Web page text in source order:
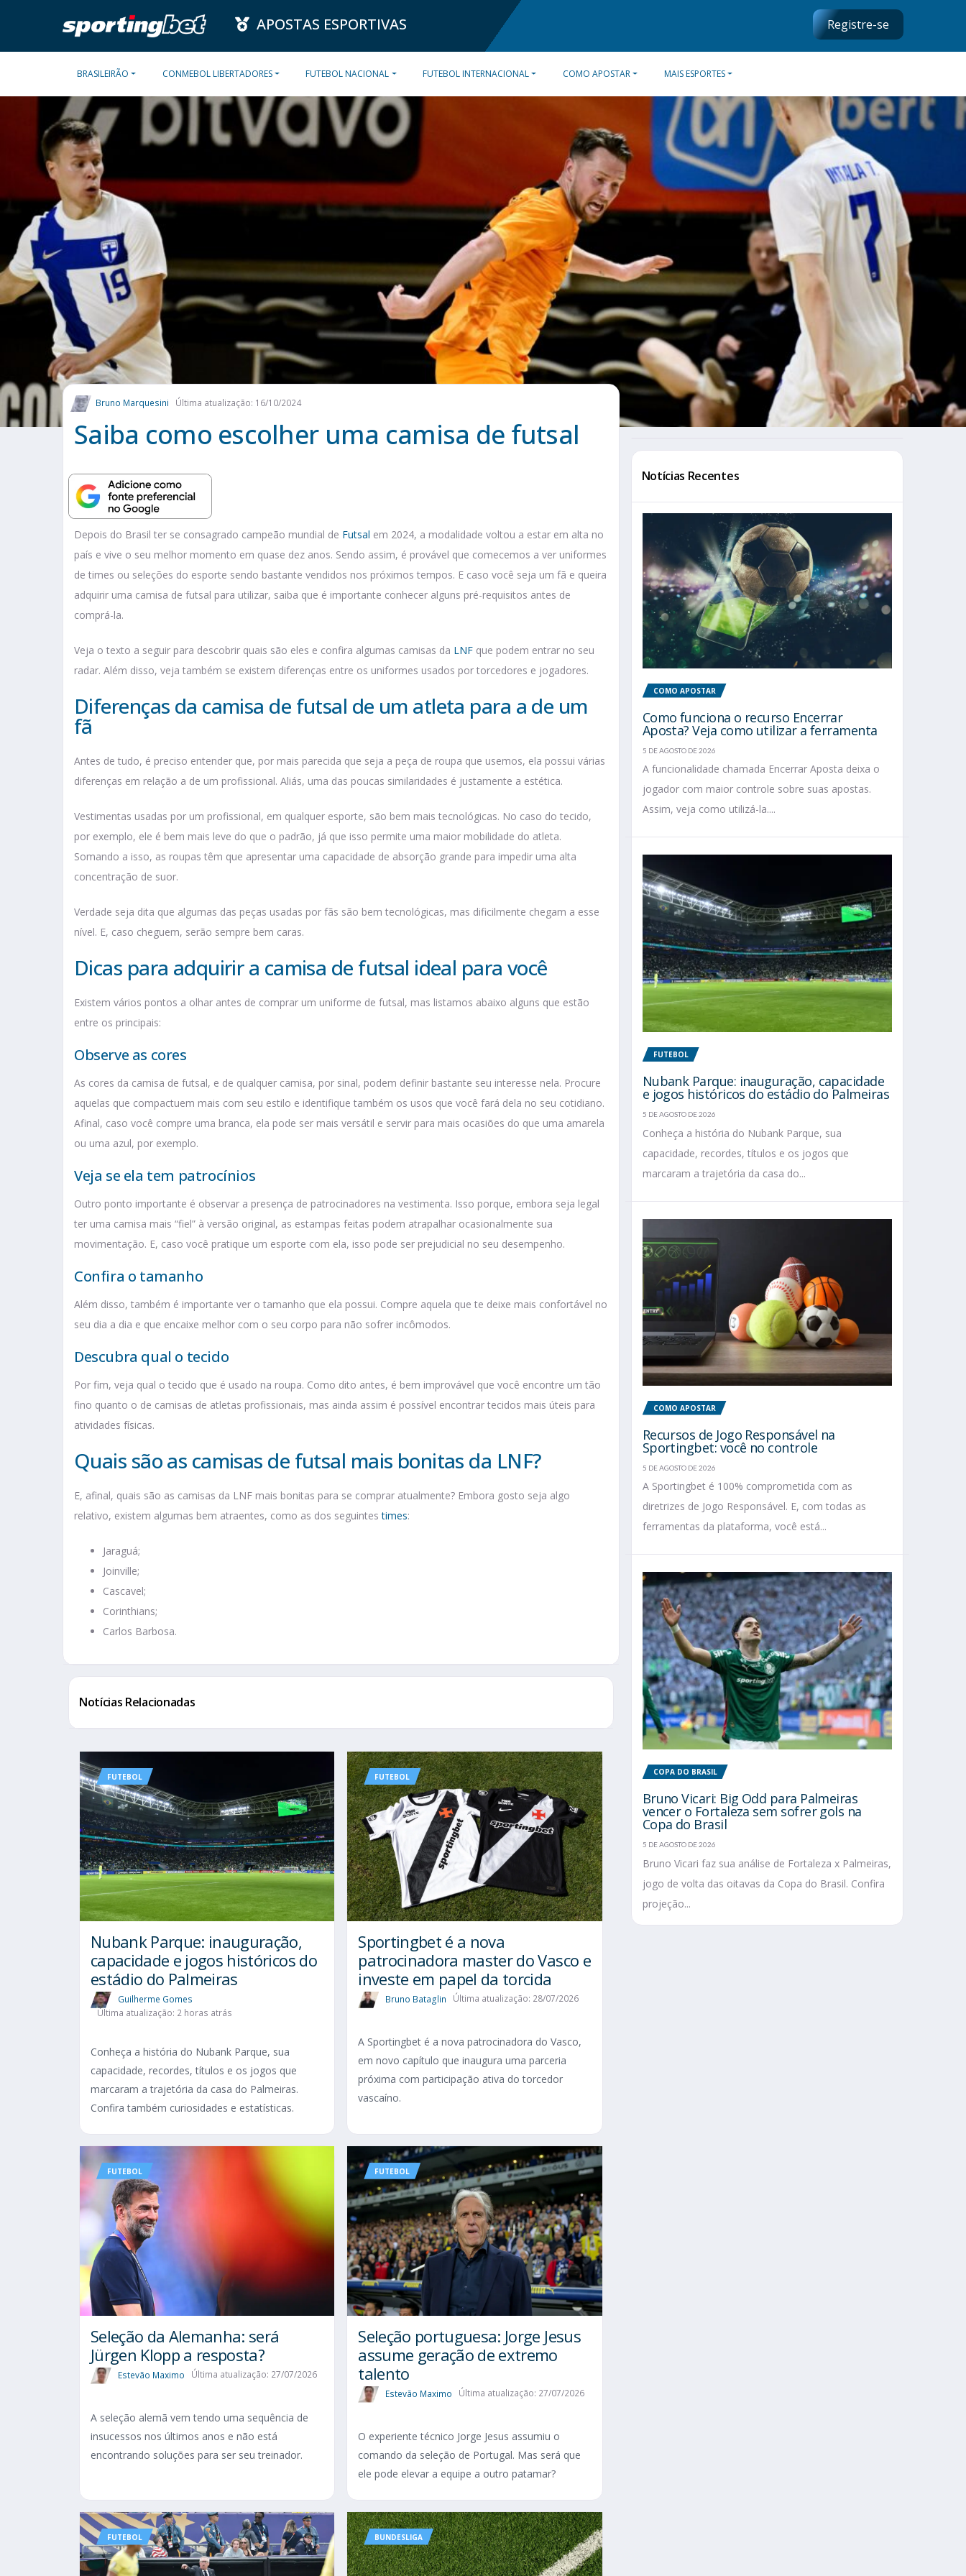
APOSTAS ESPORTIVAS Registre-se
BRASILEIRÃO CONMEBOL LIBERTADORES FUTEBOL NACIONAL FUTEBOL INTERNACIONAL COMO APOSTAR MAIS ESPORTES
Bruno Marquesini Última atualização: 16/10/2024
Saiba como escolher uma camisa de futsal
Depois do Brasil ter se consagrado campeão mundial de Futsal em 2024, a modalidade voltou a estar em alta no
país e vive o seu melhor momento em quase dez anos. Sendo assim, é provável que comecemos a ver uniformes
de times ou seleções do esporte sendo bastante vendidos nos próximos tempos. E caso você seja um fã e queira
adquirir uma camisa de futsal para utilizar, saiba que é importante conhecer alguns pré-requisitos antes de
comprá-la.
Veja o texto a seguir para descobrir quais são eles e confira algumas camisas da LNF que podem entrar no seu
radar. Além disso, veja também se existem diferenças entre os uniformes usados por torcedores e jogadores.
Diferenças da camisa de futsal de um atleta para a de um
fã
Antes de tudo, é preciso entender que, por mais parecida que seja a peça de roupa que usemos, ela possui várias
diferenças em relação a de um profissional. Aliás, uma das poucas similaridades é justamente a estética.
Vestimentas usadas por um profissional, em qualquer esporte, são bem mais tecnológicas. No caso do tecido,
por exemplo, ele é bem mais leve do que o padrão, já que isso permite uma maior mobilidade do atleta.
Somando a isso, as roupas têm que apresentar uma capacidade de absorção grande para impedir uma alta
concentração de suor.
Verdade seja dita que algumas das peças usadas por fãs são bem tecnológicas, mas dificilmente chegam a esse
nível. E, caso cheguem, serão sempre bem caras.
Dicas para adquirir a camisa de futsal ideal para você
Existem vários pontos a olhar antes de comprar um uniforme de futsal, mas listamos abaixo alguns que estão
entre os principais:
Observe as cores
As cores da camisa de futsal, e de qualquer camisa, por sinal, podem definir bastante seu interesse nela. Procure
aquelas que compactuem mais com seu estilo e identifique também os usos que você fará dela no seu cotidiano.
Afinal, caso você compre uma branca, ela pode ser mais versátil e servir para mais ocasiões do que uma amarela
ou uma azul, por exemplo.
Veja se ela tem patrocínios
Outro ponto importante é observar a presença de patrocinadores na vestimenta. Isso porque, embora seja legal
ter uma camisa mais “fiel” à versão original, as estampas feitas podem atrapalhar ocasionalmente sua
movimentação. E, caso você pratique um esporte com ela, isso pode ser prejudicial no seu desempenho.
Confira o tamanho
Além disso, também é importante ver o tamanho que ela possui. Compre aquela que te deixe mais confortável no
seu dia a dia e que encaixe melhor com o seu corpo para não sofrer incômodos.
Descubra qual o tecido
Por fim, veja qual o tecido que é usado na roupa. Como dito antes, é bem improvável que você encontre um tão
fino quanto o de camisas de atletas profissionais, mas ainda assim é possível encontrar tecidos mais úteis para
atividades físicas.
Quais são as camisas de futsal mais bonitas da LNF?
E, afinal, quais são as camisas da LNF mais bonitas para se comprar atualmente? Embora gosto seja algo
relativo, existem algumas bem atraentes, como as dos seguintestimes:
Jaraguá;
Joinville;
Cascavel;
Corinthians;
Carlos Barbosa.
Notícias Relacionadas
FUTEBOL
Nubank Parque: inauguração,
capacidade e jogos históricos do
estádio do Palmeiras
Guilherme Gomes
Última atualização: 2 horas atrás
Conheça a história do Nubank Parque, sua
capacidade, recordes, títulos e os jogos que
marcaram a trajetória da casa do Palmeiras.
Confira também curiosidades e estatísticas.
FUTEBOL
Sportingbet é a nova
patrocinadora master do Vasco e
investe em papel da torcida
Bruno Bataglin Última atualização: 28/07/2026
A Sportingbet é a nova patrocinadora do Vasco,
em novo capítulo que inaugura uma parceria
próxima com participação ativa do torcedor
vascaíno.
FUTEBOL
Seleção da Alemanha: será
Jürgen Klopp a resposta?
Estevão Maximo Última atualização: 27/07/2026
A seleção alemã vem tendo uma sequência de
insucessos nos últimos anos e não está
encontrando soluções para ser seu treinador.
FUTEBOL
Seleção portuguesa: Jorge Jesus
assume geração de extremo
talento
Estevão Maximo Última atualização: 27/07/2026
O experiente técnico Jorge Jesus assumiu o
comando da seleção de Portugal. Mas será que
ele pode elevar a equipe a outro patamar?
FUTEBOL BUNDESLIGA
Notícias Recentes
COMO APOSTAR
Como funciona o recurso Encerrar
Aposta? Veja como utilizar a ferramenta
5 DE AGOSTO DE 2026
A funcionalidade chamada Encerrar Aposta deixa o
jogador com maior controle sobre suas apostas.
Assim, veja como utilizá-la....
FUTEBOL
Nubank Parque: inauguração, capacidade
e jogos históricos do estádio do Palmeiras
5 DE AGOSTO DE 2026
Conheça a história do Nubank Parque, sua
capacidade, recordes, títulos e os jogos que
marcaram a trajetória da casa do...
COMO APOSTAR
Recursos de Jogo Responsável na
Sportingbet: você no controle
5 DE AGOSTO DE 2026
A Sportingbet é 100% comprometida com as
diretrizes de Jogo Responsável. E, com todas as
ferramentas da plataforma, você está...
COPA DO BRASIL
Bruno Vicari: Big Odd para Palmeiras
vencer o Fortaleza sem sofrer gols na
Copa do Brasil
5 DE AGOSTO DE 2026
Bruno Vicari faz sua análise de Fortaleza x Palmeiras,
jogo de volta das oitavas da Copa do Brasil. Confira
projeção...